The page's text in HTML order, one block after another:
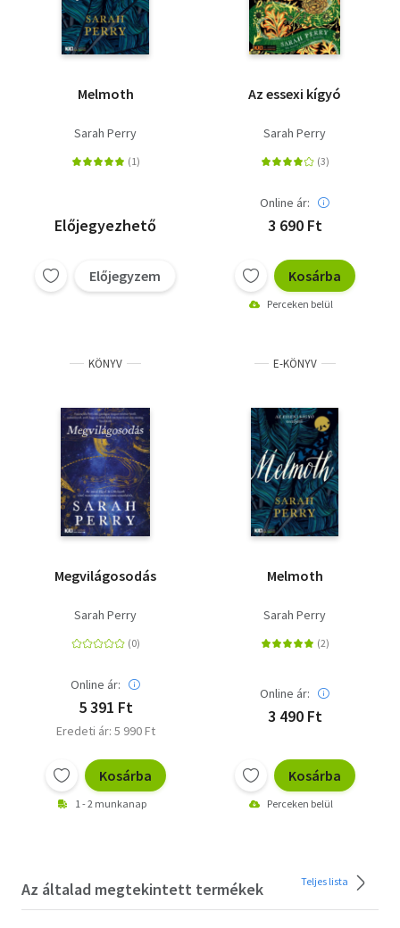
Melmoth
Sarah Perry
Előjegyezhető
Előjegyzem
Az essexi kígyó
Sarah Perry
Online ár:
3 690 Ft
Kosárba
Perceken belül
KÖNYV
Megvilágosodás
Sarah Perry
Online ár:
5 391 Ft
Eredeti ár: 5 990 Ft
Kosárba
1 - 2 munkanap
E-KÖNYV
Melmoth
Sarah Perry
Online ár:
3 490 Ft
Kosárba
Perceken belül
Az általad megtekintett termékek Teljes lista